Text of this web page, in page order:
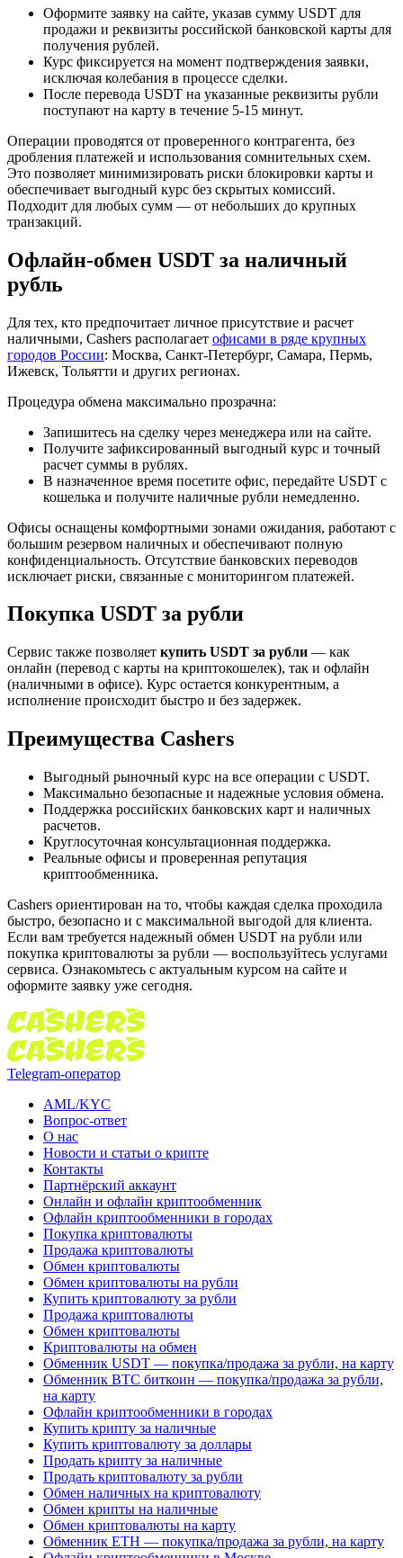
Оформите заявку на сайте, указав сумму USDT для
продажи и реквизиты российской банковской карты для
получения рублей.
Курс фиксируется на момент подтверждения заявки,
исключая колебания в процессе сделки.
После перевода USDT на указанные реквизиты рубли
поступают на карту в течение 5-15 минут.
Операции проводятся от проверенного контрагента, без
дробления платежей и использования сомнительных схем.
Это позволяет минимизировать риски блокировки карты и
обеспечивает выгодный курс без скрытых комиссий.
Подходит для любых сумм — от небольших до крупных
транзакций.
Офлайн-обмен USDT за наличный
рубль
Для тех, кто предпочитает личное присутствие и расчет
наличными, Cashers располагает офисами в ряде крупных
городов России: Москва, Санкт-Петербург, Самара, Пермь,
Ижевск, Тольятти и других регионах.
Процедура обмена максимально прозрачна:
Запишитесь на сделку через менеджера или на сайте.
Получите зафиксированный выгодный курс и точный
расчет суммы в рублях.
В назначенное время посетите офис, передайте USDT с
кошелька и получите наличные рубли немедленно.
Офисы оснащены комфортными зонами ожидания, работают с
большим резервом наличных и обеспечивают полную
конфиденциальность. Отсутствие банковских переводов
исключает риски, связанные с мониторингом платежей.
Покупка USDT за рубли
Сервис также позволяет купить USDT за рубли — как
онлайн (перевод с карты на криптокошелек), так и офлайн
(наличными в офисе). Курс остается конкурентным, а
исполнение происходит быстро и без задержек.
Преимущества Cashers
Выгодный рыночный курс на все операции с USDT.
Максимально безопасные и надежные условия обмена.
Поддержка российских банковских карт и наличных
расчетов.
Круглосуточная консультационная поддержка.
Реальные офисы и проверенная репутация
криптообменника.
Cashers ориентирован на то, чтобы каждая сделка проходила
быстро, безопасно и с максимальной выгодой для клиента.
Если вам требуется надежный обмен USDT на рубли или
покупка криптовалюты за рубли — воспользуйтесь услугами
сервиса. Ознакомьтесь с актуальным курсом на сайте и
оформите заявку уже сегодня.
Telegram-оператор
AML/KYC
Вопрос-ответ
О нас
Новости и статьи о крипте
Контакты
Партнёрский аккаунт
Онлайн и офлайн криптообменник
Офлайн криптообменники в городах
Покупка криптовалюты
Продажа криптовалюты
Обмен криптовалюты
Обмен криптовалюты на рубли
Купить криптовалюту за рубли
Продажа криптовалюты
Обмен криптовалюты
Криптовалюты на обмен
Обменник USDT — покупка/продажа за рубли, на карту
Обменник BTC биткоин — покупка/продажа за рубли,
на карту
Офлайн криптообменники в городах
Купить крипту за наличные
Купить криптовалюту за доллары
Продать крипту за наличные
Продать криптовалюту за рубли
Обмен наличных на криптовалюту
Обмен крипты на наличные
Обмен криптовалюты на карту
Обменник ETH — покупка/продажа за рубли, на карту